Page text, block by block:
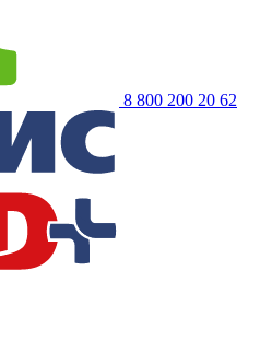
8 800 200 20 62